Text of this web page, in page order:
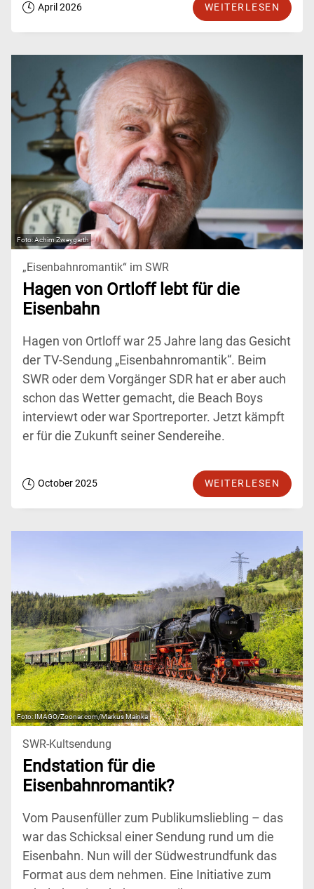
April 2026 WEITERLESEN
Achim Zweygarth
„Eisenbahnromantik“ im SWR
Hagen von Ortloff lebt für die
Eisenbahn
Hagen von Ortloff war 25 Jahre lang das Gesicht
der TV-Sendung „Eisenbahnromantik“. Beim
SWR oder dem Vorgänger SDR hat er aber auch
schon das Wetter gemacht, die Beach Boys
interviewt oder war Sportreporter. Jetzt kämpft
er für die Zukunft seiner Sendereihe.
October 2025 WEITERLESEN
IMAGO/Zoonar.com/Markus Mainka
SWR-Kultsendung
Endstation für die
Eisenbahnromantik?
Vom Pausenfüller zum Publikumsliebling – das
war das Schicksal einer Sendung rund um die
Eisenbahn. Nun will der Südwestrundfunk das
Format aus dem nehmen. Eine Initiative zum